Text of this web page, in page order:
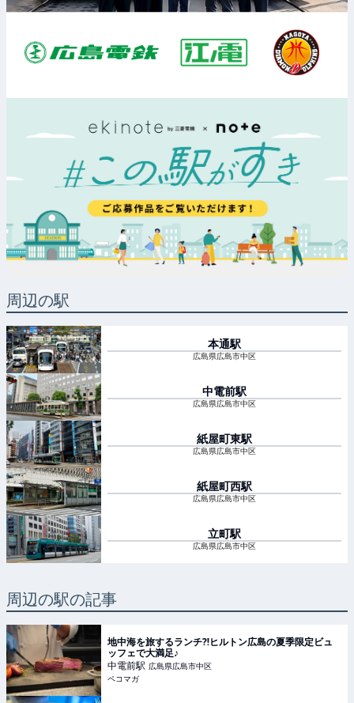
周辺の駅
本通駅
広島県広島市中区
中電前駅
広島県広島市中区
紙屋町東駅
広島県広島市中区
紙屋町西駅
広島県広島市中区
立町駅
広島県広島市中区
周辺の駅の記事
地中海を旅するランチ⁈ヒルトン広島の夏季限定ビュ
ッフェで大満足♪
中電前駅 広島県広島市中区
ペコマガ